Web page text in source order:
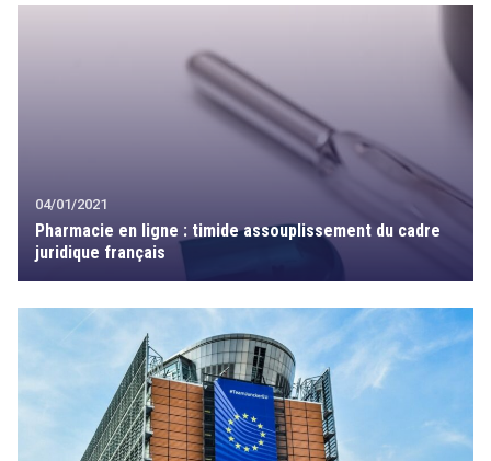
04/01/2021
Pharmacie en ligne : timide assouplissement du cadre
juridique français